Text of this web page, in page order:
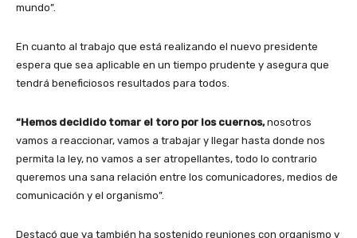
mundo”.
En cuanto al trabajo que está realizando el nuevo presidente
espera que sea aplicable en un tiempo prudente y asegura que
tendrá beneficiosos resultados para todos.
“Hemos decidido tomar el toro por los cuernos,nosotros
vamos a reaccionar, vamos a trabajar y llegar hasta donde nos
permita la ley, no vamos a ser atropellantes, todo lo contrario
queremos una sana relación entre los comunicadores, medios de
comunicación y el organismo”.
Destacó que ya también ha sostenido reuniones con organismo y